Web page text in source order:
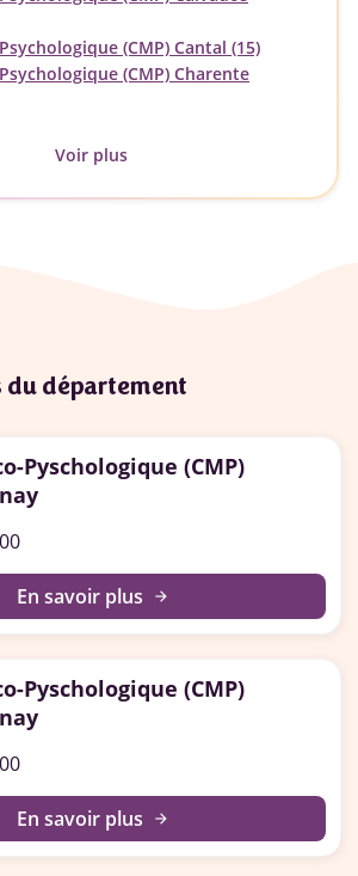
(CMP) Cantal (15)
(CMP) Charente
Voir plus
du département
Pyschologique (CMP)
En savoir plus arrow_forward
Pyschologique (CMP)
En savoir plus arrow_forward